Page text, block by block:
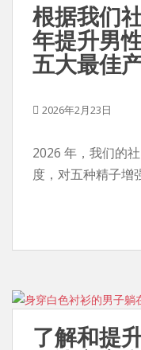
根据我们
年提升男
五大最佳产
2026年2月23日
2026 年，我们的
度，对五种精子增
了解和提